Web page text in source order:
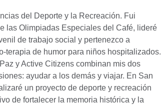
del Deporte y la Recreación. Fui
las Olimpiadas Especiales del Café, lideré
de trabajo social y pertenezco a
terapia de humor para niños hospitalizados.
y Active Citizens combinan mis dos
ayudar a los demás y viajar. En San
un proyecto de deporte y recreación
de fortalecer la memoria histórica y la